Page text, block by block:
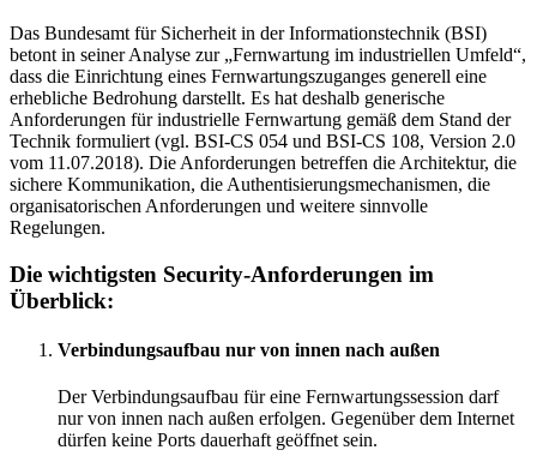
Das Bundesamt für Sicherheit in der Informationstechnik (BSI)
betont in seiner Analyse zur „Fernwartung im industriellen Umfeld“,
dass die Einrichtung eines Fernwartungszuganges generell eine
erhebliche Bedrohung darstellt. Es hat deshalb generische
Anforderungen für industrielle Fernwartung gemäß dem Stand der
Technik formuliert (vgl. BSI-CS 054 und BSI-CS 108, Version 2.0
vom 11.07.2018). Die Anforderungen betreffen die Architektur, die
sichere Kommunikation, die Authentisierungsmechanismen, die
organisatorischen Anforderungen und weitere sinnvolle
Regelungen.
Die wichtigsten Security-Anforderungen im
Überblick:
Verbindungsaufbau nur von innen nach außen
Der Verbindungsaufbau für eine Fernwartungssession darf
nur von innen nach außen erfolgen. Gegenüber dem Internet
dürfen keine Ports dauerhaft geöffnet sein.